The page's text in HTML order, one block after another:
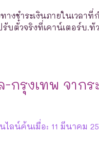
างชำระเงินภายในเวลา
บตั๋วจริงที่เคาน์เตอร์บ.ทั
-กรุงเทพ จากร
ลน์ค้นเมื่อ: 11 มีนาคม